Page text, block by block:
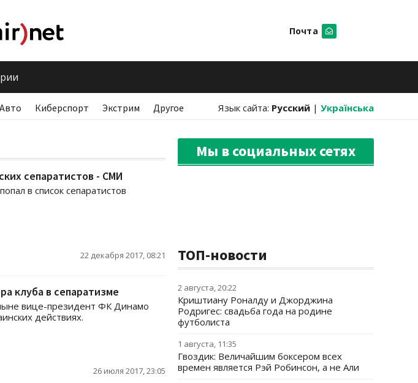
Почта
Авто Киберспорт Экстрим Другое Язык сайта: Русский | Українська
сепаратистов - СМИ
в список сепаратистов
22 декабря 2017, 08:21
клуба в сепаратизме
вице-президент ФК Динамо
действиях.
26 июля 2017, 23:05
Мы в социальных сетях
ТОП-новости
2 августа, 20:22
Криштиану Роналду и Джорджина
Родригес: свадьба года на родине
футболиста
1 августа, 11:35
Гвоздик: Величайшим боксером всех
времен является Рэй Робинсон, а не Али